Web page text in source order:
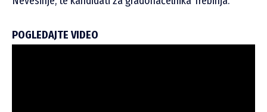
POGLEDAJTE VIDEO